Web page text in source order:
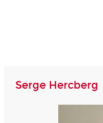
Serge Hercberg